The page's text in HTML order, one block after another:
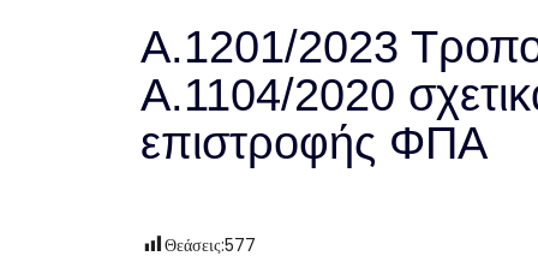
Α.1201/2023
Α.1104/2020
επιστροφής ΦΠΑ
Θεάσεις:577